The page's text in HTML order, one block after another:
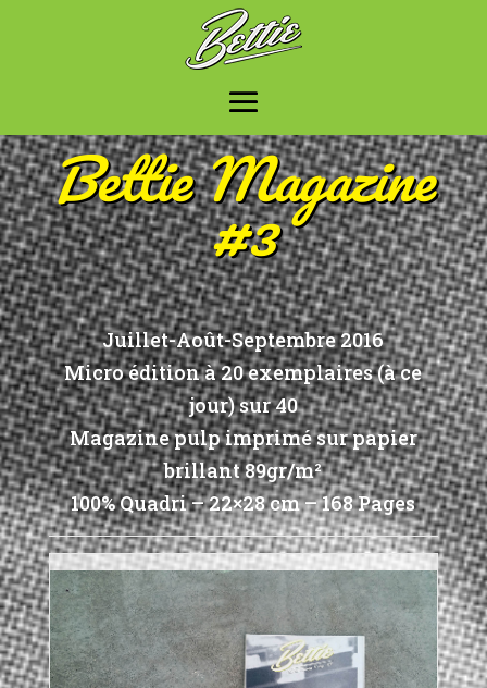
Bettie Magazine
#3
Juillet-Août-Septembre 2016
Micro édition à 20 exemplaires (à ce
jour) sur 40
Magazine pulp imprimé sur papier
brillant 89gr/m²
100% Quadri – 22×28 cm – 168 Pages